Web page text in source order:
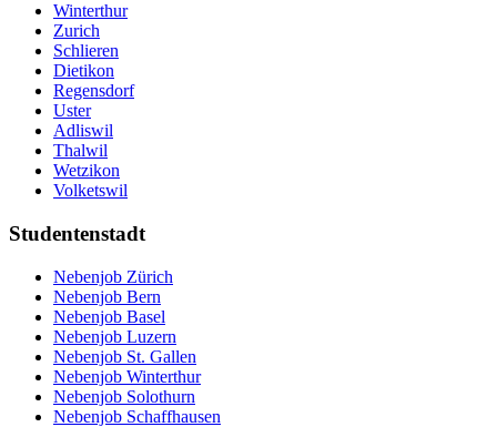
Winterthur
Zurich
Schlieren
Dietikon
Regensdorf
Uster
Adliswil
Thalwil
Wetzikon
Volketswil
Studentenstadt
Nebenjob Zürich
Nebenjob Bern
Nebenjob Basel
Nebenjob Luzern
Nebenjob St. Gallen
Nebenjob Winterthur
Nebenjob Solothurn
Nebenjob Schaffhausen